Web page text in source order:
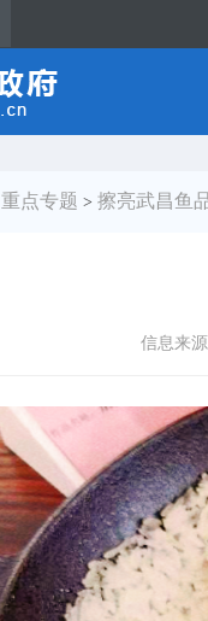
重点专题 > 擦亮武昌鱼
信息来